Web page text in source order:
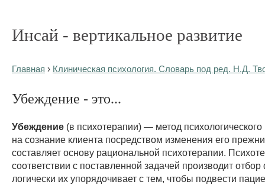
Инсай - вертикальное развитие
Главная › Клиническая психология. Словарь под ред. Н.Д.
Убеждение - это...
Убеждение (в психотерапии) — метод психологического
на сознание клиента посредством изменения его
составляет основу рациональной психотерапии.
соответствии с поставленной задачей производит отбор
логически их упорядочивает с тем, чтобы подвести